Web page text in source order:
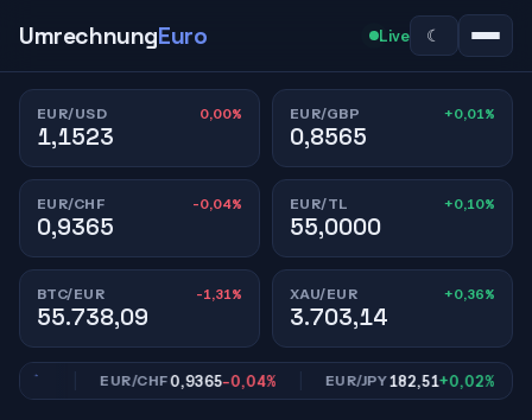
UmrechnungEuro Live ☾
EUR/USD 0,00%
1,1523
EUR/GBP +0,01%
0,8565
EUR/CHF -0,04%
0,9365
EUR/TL +0,10%
55,0000
BTC/EUR -1,31%
55.738,09
XAU/EUR +0,36%
3.703,14
EUR/CHF0,9365-0,04% EUR/JPY182,51+0,02%